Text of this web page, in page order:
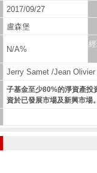
2017/09/27
盧森堡
N/A%
Jerry Samet /Jean
子基金至少80%的淨資產投
資於已發展市場及新興市場